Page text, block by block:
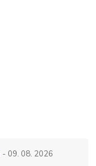
- 09. 08. 2026